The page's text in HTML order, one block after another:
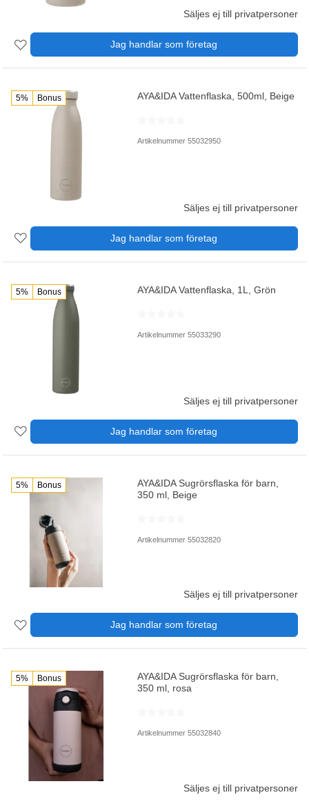
Säljes ej till privatpersoner
Jag handlar som företag
5% Bonus AYA&IDA Vattenflaska, 500ml, Beige
Artikelnummer 55032950
Säljes ej till privatpersoner
Jag handlar som företag
5% Bonus AYA&IDA Vattenflaska, 1L, Grön
Artikelnummer 55033290
Säljes ej till privatpersoner
Jag handlar som företag
5% Bonus
AYA&IDA Sugrörsflaska för barn,
350 ml, Beige
Artikelnummer 55032820
Säljes ej till privatpersoner
Jag handlar som företag
5% Bonus
AYA&IDA Sugrörsflaska för barn,
350 ml, rosa
Artikelnummer 55032840
Säljes ej till privatpersoner